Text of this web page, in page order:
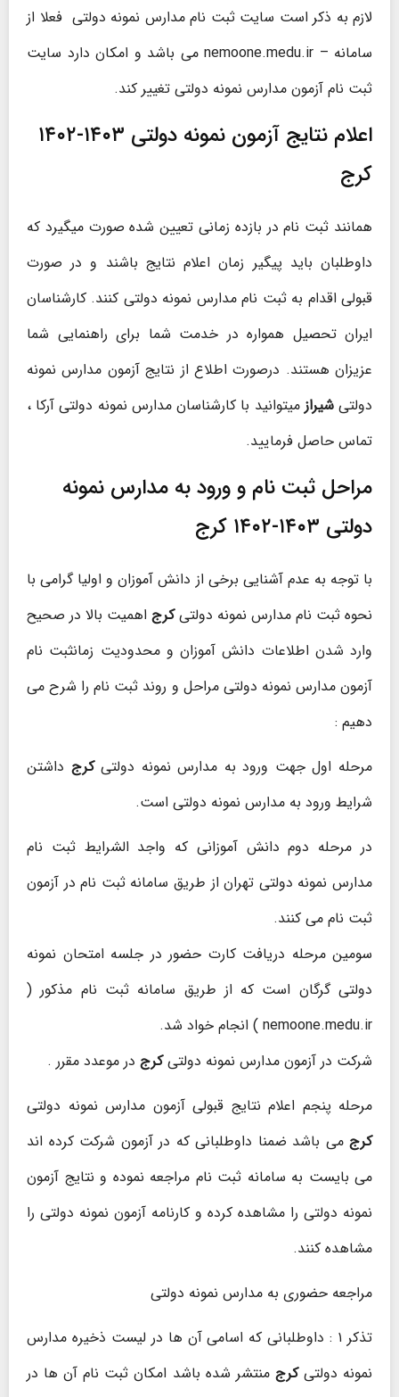
لازم به ذکر است سایت ثبت نام مدارس نمونه دولتی فعلا از
سامانه – nemoone.medu.ir می باشد و امکان دارد سایت
ثبت نام آزمون مدارس نمونه دولتی تغییر کند.
اعلام نتایج آزمون نمونه دولتی ۱۴۰۳-۱۴۰۲
کرج
همانند ثبت نام در بازده زمانی تعیین شده صورت میگیرد که
داوطلبان باید پیگیر زمان اعلام نتایج باشند و در صورت
قبولی اقدام به ثبت نام مدارس نمونه دولتی کنند. کارشناسان
ایران تحصیل همواره در خدمت شما برای راهنمایی شما
عزیزان هستند. درصورت اطلاع از نتایج آزمون مدارس نمونه
دولتیشیرازمیتوانید با کارشناسان مدارس نمونه دولتی آرکا ،
تماس حاصل فرمایید.
مراحل ثبت نام و ورود به مدارس نمونه
دولتی ۱۴۰۳-۱۴۰۲ کرج
با توجه به عدم آشنایی برخی از دانش آموزان و اولیا گرامی با
نحوه ثبت نام مدارس نمونه دولتیکرج اهمیت بالا در صحیح
وارد شدن اطلاعات دانش آموزان و محدودیت زمانثبت نام
آزمون مدارس نمونه دولتی مراحل و روند ثبت نام را شرح می
دهیم :
مرحله اول جهت ورود به مدارس نمونه دولتیکرج داشتن
شرایط ورود به مدارس نمونه دولتی است.
در مرحله دوم دانش آموزانی که واجد الشرایط ثبت نام
مدارس نمونه دولتی تهران از طریق سامانه ثبت نام در آزمون
ثبت نام می کنند.
سومین مرحله دریافت کارت حضور در جلسه امتحان نمونه
دولتی گرگان است که از طریق سامانه ثبت نام مذکور (
nemoone.medu.ir ) انجام خواد شد.
شرکت در آزمون مدارس نمونه دولتیکرج در موعدد مقرر .
مرحله پنجم اعلام نتایج قبولی آزمون مدارس نمونه دولتی
کرج می باشد ضمنا داوطلبانی که در آزمون شرکت کرده اند
می بایست به سامانه ثبت نام مراجعه نموده و نتایج آزمون
نمونه دولتی را مشاهده کرده و کارنامه آزمون نمونه دولتی را
مشاهده کنند.
مراجعه حضوری به مدارس نمونه دولتی
تذکر ۱ : داوطلبانی که اسامی آن ها در لیست ذخیره مدارس
نمونه دولتیکرج منتشر شده باشد امکان ثبت نام آن ها در